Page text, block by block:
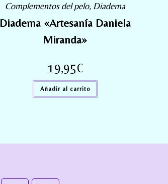
Complementos del pelo, Diadema
Diadema «Artesanía Daniela
Miranda»
19,95€
Añadir al carrito